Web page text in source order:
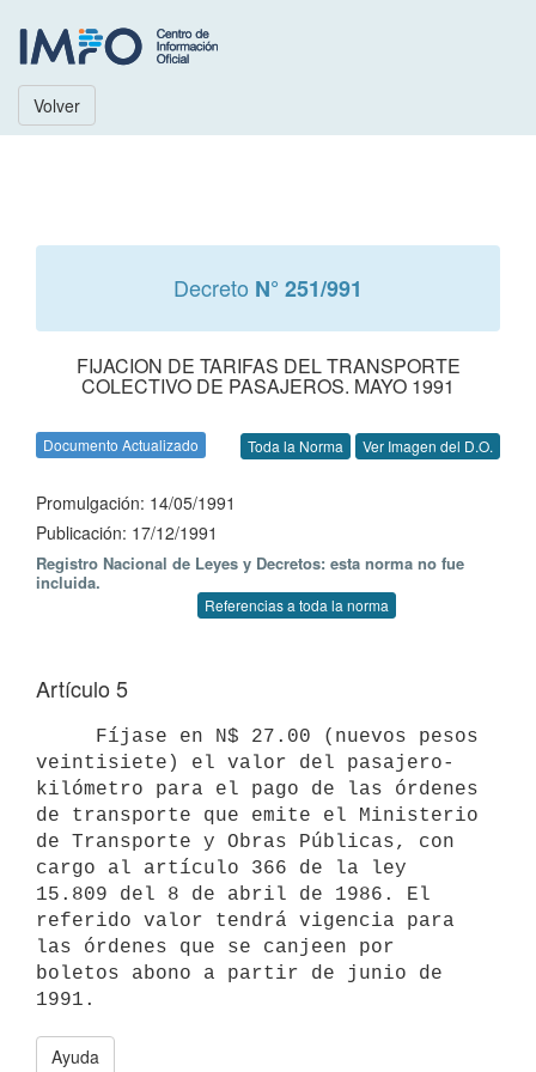
Volver
Decreto N° 251/991
FIJACION DE TARIFAS DEL TRANSPORTE
COLECTIVO DE PASAJEROS. MAYO 1991
Documento Actualizado Toda la Norma Ver Imagen del D.O.
Promulgación: 14/05/1991
Publicación: 17/12/1991
Registro Nacional de Leyes y Decretos: esta norma no fue
incluida.
Referencias a toda la norma
Artículo 5
veintisiete) el valor del pasajero-
kilómetro para el pago de las órdenes
de transporte que emite el Ministerio
de Transporte y Obras Públicas, con
cargo al artículo 366 de la ley
15.809 del 8 de abril de 1986. El
referido valor tendrá vigencia para
las órdenes que se canjeen por
boletos abono a partir de junio de
1991.
Ayuda